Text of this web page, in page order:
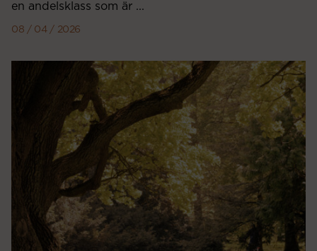
en andelsklass som är ...
08 / 04 / 2026